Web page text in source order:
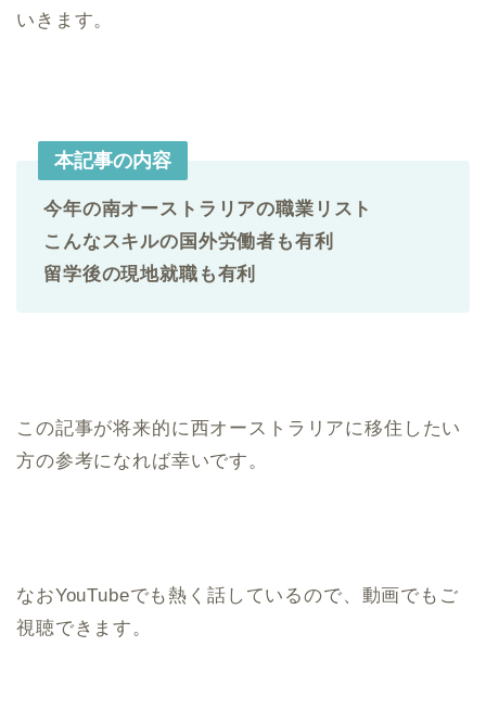
いきます。
本記事の内容
今年の南オーストラリアの職業リスト
こんなスキルの国外労働者も有利
留学後の現地就職も有利
この記事が将来的に西オーストラリアに移住したい
方の参考になれば幸いです。
なおYouTubeでも熱く話しているので、動画でもご
視聴できます。